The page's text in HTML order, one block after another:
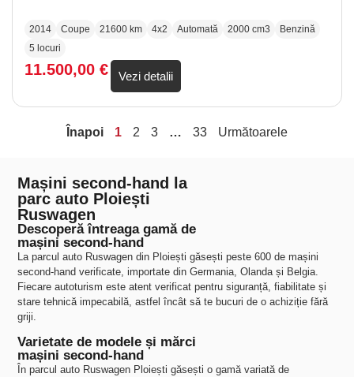
2014 Coupe 21600 km 4x2 Automată 2000 cm3
Benzină
5 locuri
11.500,00 € Vezi detalii
Înapoi 1 2 3 … 33 Următoarele
Mașini second-hand la
parc auto Ploiești
Ruswagen
Descoperă întreaga gamă de
mașini second-hand
La parcul auto Ruswagen din Ploiești găsești peste 600 de mașini
second-hand verificate, importate din Germania, Olanda și Belgia.
Fiecare autoturism este atent verificat pentru siguranță, fiabilitate și
stare tehnică impecabilă, astfel încât să te bucuri de o achiziție fără
griji.
Varietate de modele și mărci
mașini second-hand
În parcul auto Ruswagen Ploiești găsești o gamă variată de